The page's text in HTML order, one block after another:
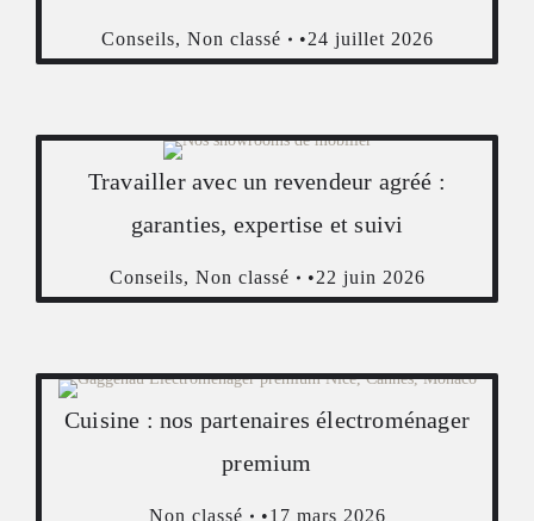
Conseils, Non classé 24 juillet 2026
Travailler avec un revendeur agréé :
garanties, expertise et suivi
Conseils, Non classé 22 juin 2026
Cuisine : nos partenaires électroménager
premium
Non classé 17 mars 2026